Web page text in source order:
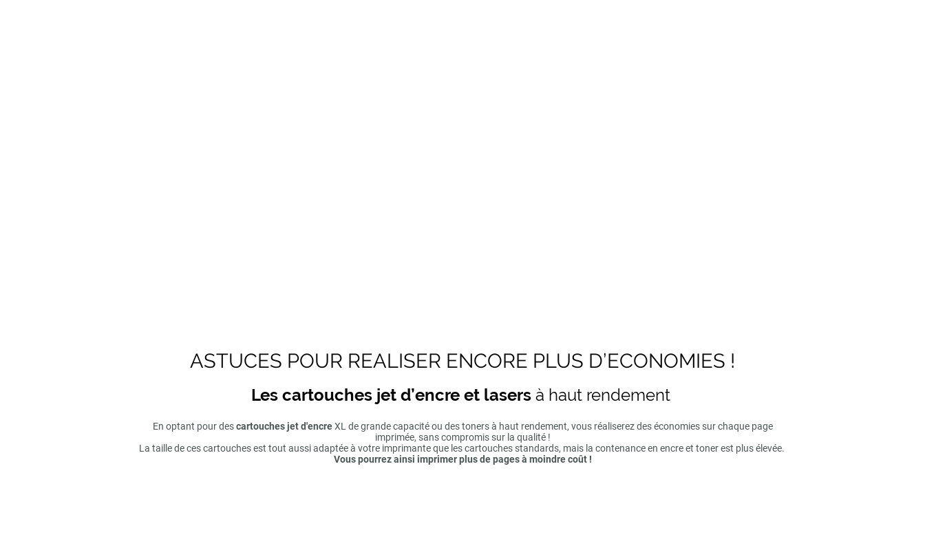
ASTUCES POUR REALISER ENCORE PLUS D’ECONOMIES !
Les cartouches jet d’encre et lasersà haut rendement
En optant pour descartouches jet d'encreXL de grande capacité ou des toners à haut rendement, vous réaliserez des économies sur chaque page
imprimée, sans compromis sur la qualité !
La taille de ces cartouches est tout aussi adaptée à votre imprimante que les cartouches standards, mais la contenance en encre et toner est plus élevée.
Vous pourrez ainsi imprimer plus de pages à moindre coût !